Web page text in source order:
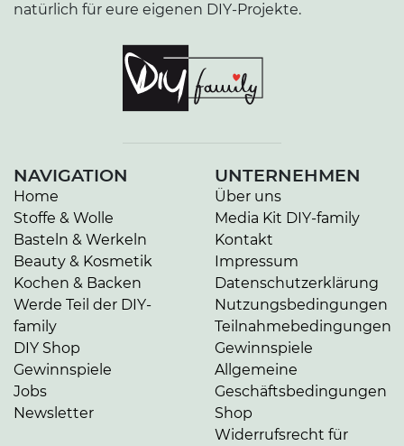
natürlich für eure eigenen DIY-Projekte.
NAVIGATION
Home
Stoffe & Wolle
Basteln & Werkeln
Beauty & Kosmetik
Kochen & Backen
Werde Teil der DIY-
family
DIY Shop
Gewinnspiele
Jobs
Newsletter
UNTERNEHMEN
Über uns
Media Kit DIY-family
Kontakt
Impressum
Datenschutzerklärung
Nutzungsbedingungen
Teilnahmebedingungen
Gewinnspiele
Allgemeine
Geschäftsbedingungen
Shop
Widerrufsrecht für